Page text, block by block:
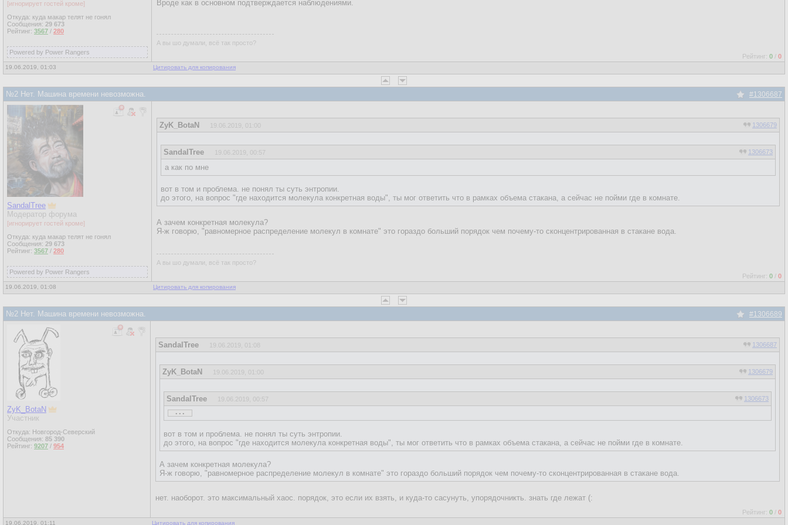
[игнорирует гостей кроме]
Откуда: куда макар телят не гонял
Сообщения: 29 673
Рейтинг: 3567 / 280
Powered by Power Rangers
Вроде как в основном подтверждается наблюдениями.
А вы шо думали, всё так просто?
Рейтинг: 0 / 0
19.06.2019, 01:03 Цитировать для копирования
№2 Нет. Машина времени невозможна. #1306687
SandalTree
Модератор форума
[игнорирует гостей кроме]
Откуда: куда макар телят не гонял
Сообщения: 29 673
Рейтинг: 3567 / 280
Powered by Power Rangers
ZyK_BotaN 19.06.2019, 01:00 1306679
SandalTree 19.06.2019, 00:57 1306673
а как по мне
вот в том и проблема. не понял ты суть энтропии.
до этого, на вопрос "где находится молекула конкретная воды", ты мог ответить что в рамках объема стакана, а сейчас не пойми где в комнате.
А зачем конкретная молекула?
Я-ж говорю, "равномерное распределение молекул в комнате" это гораздо больший порядок чем почему-то сконцентрированная в стакане вода.
А вы шо думали, всё так просто?
Рейтинг: 0 / 0
19.06.2019, 01:08 Цитировать для копирования
№2 Нет. Машина времени невозможна. #1306689
ZyK_BotaN
Участник
Откуда: Новгород-Северский
Сообщения: 85 390
Рейтинг: 9207 / 954
SandalTree 19.06.2019, 01:08 1306687
ZyK_BotaN 19.06.2019, 01:00 1306679
SandalTree 19.06.2019, 00:57 1306673
......
вот в том и проблема. не понял ты суть энтропии.
до этого, на вопрос "где находится молекула конкретная воды", ты мог ответить что в рамках объема стакана, а сейчас не пойми где в комнате.
А зачем конкретная молекула?
Я-ж говорю, "равномерное распределение молекул в комнате" это гораздо больший порядок чем почему-то сконцентрированная в стакане вода.
нет. наоборот. это максимальный хаос. порядок, это если их взять, и куда-то сасунуть, упорядочникть. знать где лежат (:
Рейтинг: 0 / 0
19.06.2019, 01:11 Цитировать для копирования